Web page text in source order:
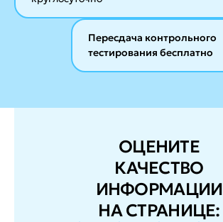
Пересдача контрольного
тестирования бесплатно
ОЦЕНИТЕ
КАЧЕСТВО
ИНФОРМАЦИИ
НА СТРАНИЦЕ: